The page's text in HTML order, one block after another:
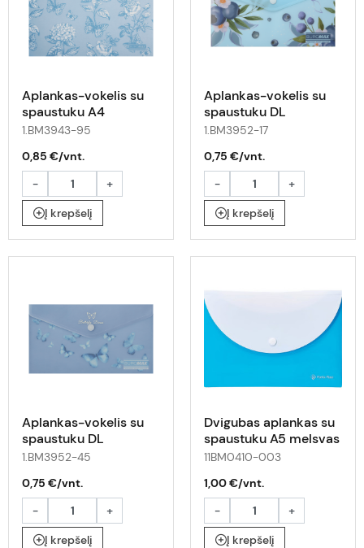
Aplankas-vokelis su
spaustuku A4
ARABESKI su gėlėmis
1.BM3943-95
0,85 €/vnt.
-
+
Į krepšelį
Aplankas-vokelis su
spaustuku DL
ARABESKI su uogomis
1.BM3952-17
0,75 €/vnt.
-
+
Į krepšelį
Aplankas-vokelis su
spaustuku DL
ARABESKI su
1.BM3952-45
0,75 €/vnt.
-
+
Į krepšelį
Dvigubas aplankas su
spaustuku A5 melsvas
11BM0410-003
1,00 €/vnt.
-
+
Į krepšelį